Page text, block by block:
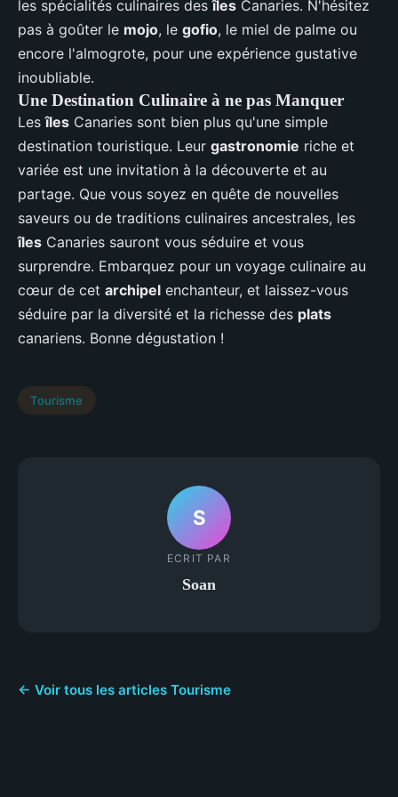
les spécialités culinaires desîles Canaries. N'hésitez
pas à goûter le mojo, le gofio, le miel de palme ou
encore l'almogrote, pour une expérience gustative
inoubliable.
Une Destination Culinaire à ne pas Manquer
Lesîles Canaries sont bien plus qu'une simple
destination touristique. Leur gastronomie riche et
variée est une invitation à la découverte et au
partage. Que vous soyez en quête de nouvelles
saveurs ou de traditions culinaires ancestrales, les
îles Canaries sauront vous séduire et vous
surprendre. Embarquez pour un voyage culinaire au
cœur de cet archipel enchanteur, et laissez-vous
séduire par la diversité et la richesse des plats
canariens. Bonne dégustation !
Tourisme
S
ECRIT PAR
Soan
← Voir tous les articles Tourisme